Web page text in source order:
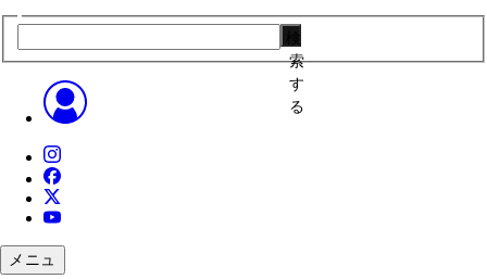
索
す
る
メニュ